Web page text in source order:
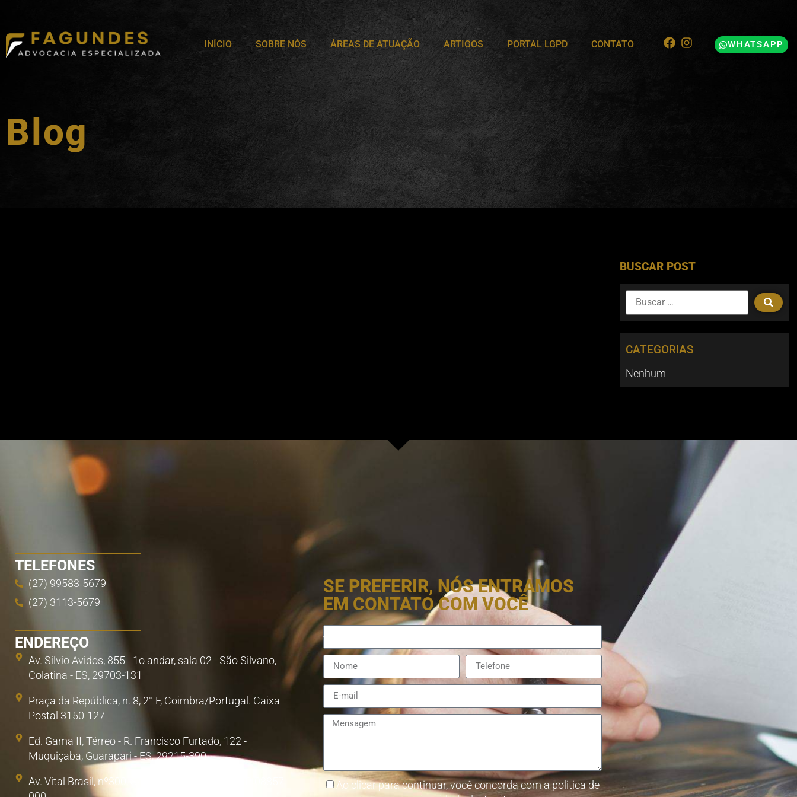
INÍCIO SOBRE NÓS ÁREAS DE ATUAÇÃO ARTIGOS PORTAL LGPD CONTATO WHATSAPP
Blog
BUSCAR POST
CATEGORIAS
Nenhum
TELEFONES
(27) 99583-5679
(27) 3113-5679
ENDEREÇO
Av. Silvio Avidos, 855 - 1o andar, sala 02 - São Silvano,
Colatina - ES, 29703-131
Praça da República, n. 8, 2° F, Coimbra/Portugal. Caixa
Postal 3150-127
Ed. Gama II, Térreo - R. Francisco Furtado, 122 -
Muquiçaba, Guarapari - ES, 29215-390
Av. Vital Brasil, nº300, Sala 1. Poá, São Paulo/SP. 08857-
SE PREFERIR, NÓS ENTRAMOS
EM CONTATO COM VOCÊ
Ao clicar para continuar, você concorda com a politica de